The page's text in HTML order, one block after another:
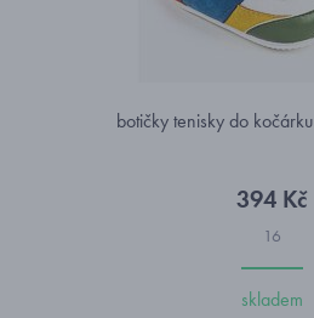
botičky tenisky do
394 Kč
16
skladem